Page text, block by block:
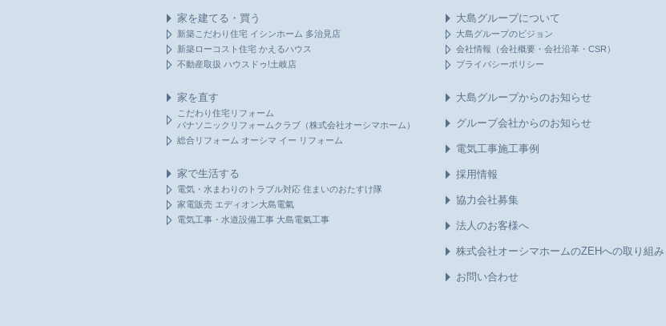
家を建てる・買う
新築こだわり住宅 イシンホーム 多治見店
新築ローコスト住宅 かえるハウス
不動産取扱 ハウスドゥ!土岐店
家を直す
こだわり住宅リフォーム
パナソニックリフォームクラブ（株式会社オーシマホーム）
総合リフォーム オーシマ イー リフォーム
家で生活する
電気・水まわりのトラブル対応 住まいのおたすけ隊
家電販売 エディオン大島電氣
電気工事・水道設備工事 大島電氣工事
大島グループについて
大島グループのビジョン
会社情報（会社概要・会社沿革・CSR）
プライバシーポリシー
大島グループからのお知らせ
グループ会社からのお知らせ
電気工事施工事例
採用情報
協力会社募集
法人のお客様へ
株式会社オーシマホームのZEHへの取り組み
お問い合わせ